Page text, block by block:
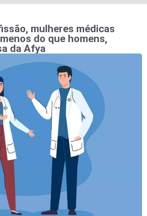
mulheres médicas
do que homens,
da Afya